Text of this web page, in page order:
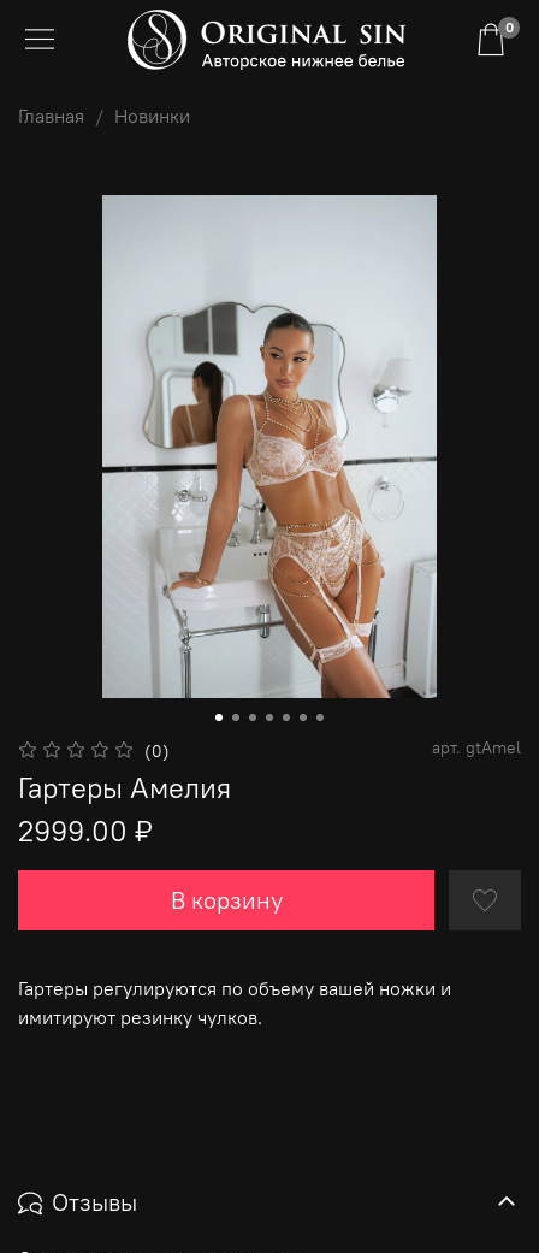
0
Главная Новинки
(0) арт. gtAmel
Гартеры Амелия
2999.00 ₽
В корзину
Гартеры регулируются по объему вашей ножки и
имитируют резинку чулков.
Отзывы